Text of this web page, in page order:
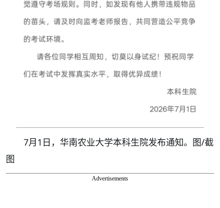
7月1日，华南农业大学本科生院发布通知。图/截
图
Advertisements